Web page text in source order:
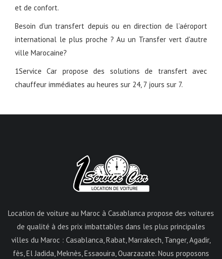
et de confort.
Besoin d'un transfert depuis ou en direction de l’aéroport
international le plus proche ? Au un Transfer vert d'autre
ville Marocaine?
1Service Car propose des solutions de transfert avec
chauffeur immédiates au heures sur 24, 7 jours sur 7.
Location de voiture au Maroc à Casablanca propose des voitures
de qualité à des prix imbattables dans les plus principales
villes du Maroc : Casablanca, Rabat, Marrakech, Tanger, Agadir,
fès, El Jadida, Meknès, Essaouira, Ouarzazate. Nous proposons